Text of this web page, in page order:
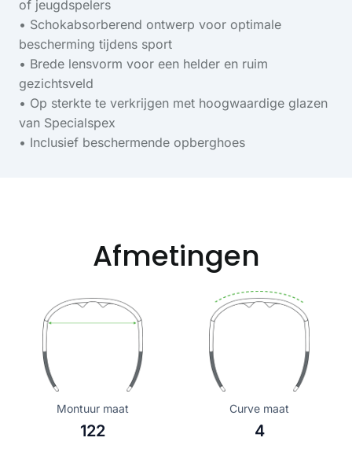
of jeugdspelers
• Schokabsorberend ontwerp voor optimale
bescherming tijdens sport
• Brede lensvorm voor een helder en ruim
gezichtsveld
• Op sterkte te verkrijgen met hoogwaardige glazen
van Specialspex
• Inclusief beschermende opberghoes
Afmetingen
Montuur maat
122
Curve maat
4